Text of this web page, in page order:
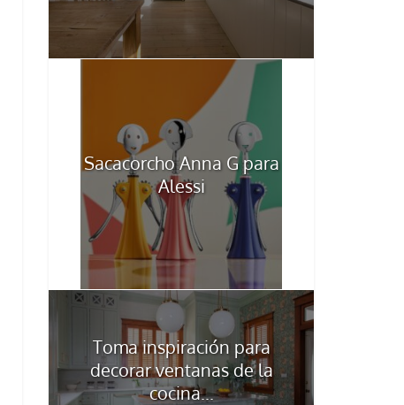
Sacacorcho Anna G para
Alessi
Toma inspiración para
decorar ventanas de la
cocina...